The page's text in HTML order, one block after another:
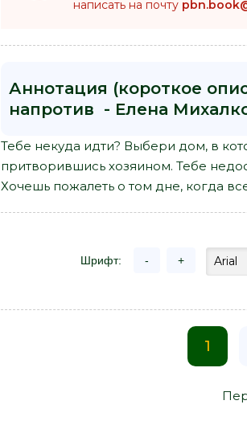
написать на почту
Аннотация (короткое
напротив - Елена
Тебе некуда идти? Выбери дом, в
притворившись хозяином. Тебе
Хочешь пожалеть о том дне, когда
Шрифт: - +
1